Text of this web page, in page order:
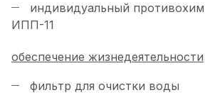
индивидуальный
ИПП-11
обеспечение жизнедеятельности
фильтр для очистки воды